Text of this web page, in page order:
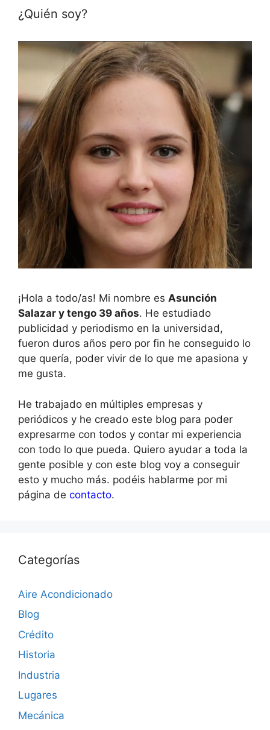
¿Quién soy?
¡Hola a todo/as! Mi nombre es Asunción
Salazar y tengo 39 años. He estudiado
publicidad y periodismo en la universidad,
fueron duros años pero por fin he conseguido lo
que quería, poder vivir de lo que me apasiona y
me gusta.
He trabajado en múltiples empresas y
periódicos y he creado este blog para poder
expresarme con todos y contar mi experiencia
con todo lo que pueda. Quiero ayudar a toda la
gente posible y con este blog voy a conseguir
esto y mucho más. podéis hablarme por mi
página de contacto.
Categorías
Aire Acondicionado
Blog
Crédito
Historia
Industria
Lugares
Mecánica